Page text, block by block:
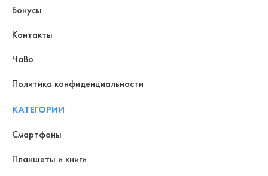
Бонусы
Контакты
ЧаВо
Политика конфиденциальности
КАТЕГОРИИ
Смартфоны
Планшеты и книги